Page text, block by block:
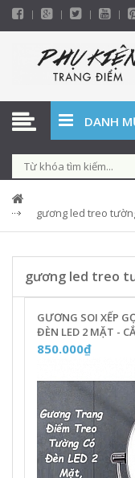
DANH
gương led treo
gương led treo
GƯƠNG SOI XẾP
ĐÈN LED 2 MẶT -
850.000₫